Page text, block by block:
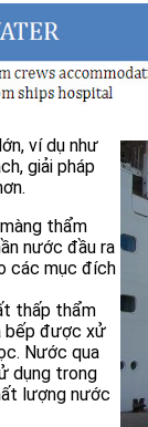
ví dụ như
giải pháp
thẩm
nước đầu ra
các mục đích
thấp thẩm
bếp được xử
Nước qua
dụng trong
lượng nước